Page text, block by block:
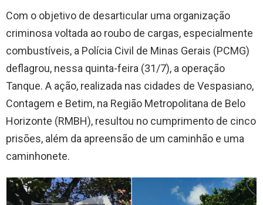
Com o objetivo de desarticular uma organização
criminosa voltada ao roubo de cargas, especialmente
combustíveis, a Polícia Civil de Minas Gerais (PCMG)
deflagrou, nessa quinta-feira (31/7), a operação
Tanque. A ação, realizada nas cidades de Vespasiano,
Contagem e Betim, na Região Metropolitana de Belo
Horizonte (RMBH), resultou no cumprimento de cinco
prisões, além da apreensão de um caminhão e uma
caminhonete.